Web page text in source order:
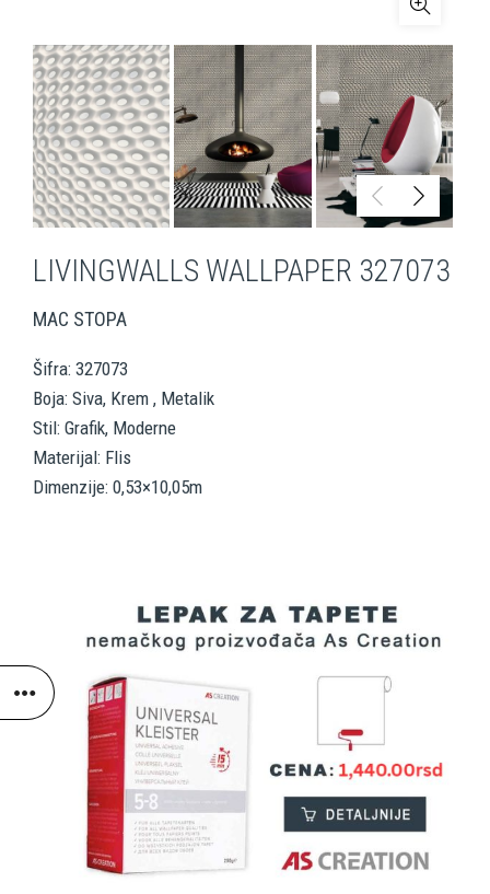
LIVINGWALLS WALLPAPER 327073
MAC STOPA
Šifra: 327073
Boja: Siva, Krem , Metalik
Stil: Grafik, Moderne
Materijal: Flis
Dimenzije: 0,53×10,05m